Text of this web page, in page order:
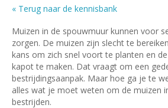
« Terug naar de kennisbank
Muizen in de spouwmuur kunnen voor
zorgen. De muizen zijn slecht te
kans om zich snel voort te planten en
kapot te maken. Dat vraagt om een
bestrijdingsaanpak. Maar hoe ga je te
alles wat je moet weten om de muizen
bestrijden.